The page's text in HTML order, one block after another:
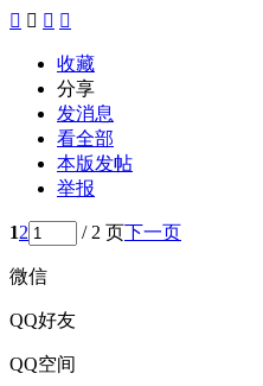
   
收藏
分享
发消息
看全部
本版发帖
举报
12 / 2 页下一页
微信
QQ好友
QQ空间